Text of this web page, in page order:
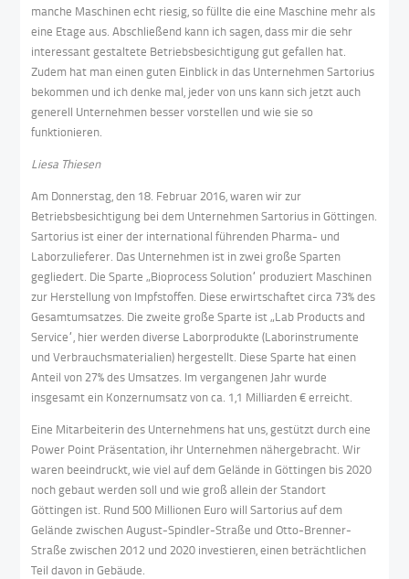
manche Maschinen echt riesig, so füllte die eine Maschine mehr als
eine Etage aus. Abschließend kann ich sagen, dass mir die sehr
interessant gestaltete Betriebsbesichtigung gut gefallen hat.
Zudem hat man einen guten Einblick in das Unternehmen Sartorius
bekommen und ich denke mal, jeder von uns kann sich jetzt auch
generell Unternehmen besser vorstellen und wie sie so
funktionieren.
Liesa Thiesen
Am Donnerstag, den 18. Februar 2016, waren wir zur
Betriebsbesichtigung bei dem Unternehmen Sartorius in Göttingen.
Sartorius ist einer der international führenden Pharma- und
Laborzulieferer. Das Unternehmen ist in zwei große Sparten
gegliedert. Die Sparte „Bioprocess Solution“ produziert Maschinen
zur Herstellung von Impfstoffen. Diese erwirtschaftet circa 73% des
Gesamtumsatzes. Die zweite große Sparte ist „Lab Products and
Service“, hier werden diverse Laborprodukte (Laborinstrumente
und Verbrauchsmaterialien) hergestellt. Diese Sparte hat einen
Anteil von 27% des Umsatzes. Im vergangenen Jahr wurde
insgesamt ein Konzernumsatz von ca. 1,1 Milliarden € erreicht.
Eine Mitarbeiterin des Unternehmens hat uns, gestützt durch eine
Power Point Präsentation, ihr Unternehmen nähergebracht. Wir
waren beeindruckt, wie viel auf dem Gelände in Göttingen bis 2020
noch gebaut werden soll und wie groß allein der Standort
Göttingen ist. Rund 500 Millionen Euro will Sartorius auf dem
Gelände zwischen August-Spindler-Straße und Otto-Brenner-
Straße zwischen 2012 und 2020 investieren, einen beträchtlichen
Teil davon in Gebäude.